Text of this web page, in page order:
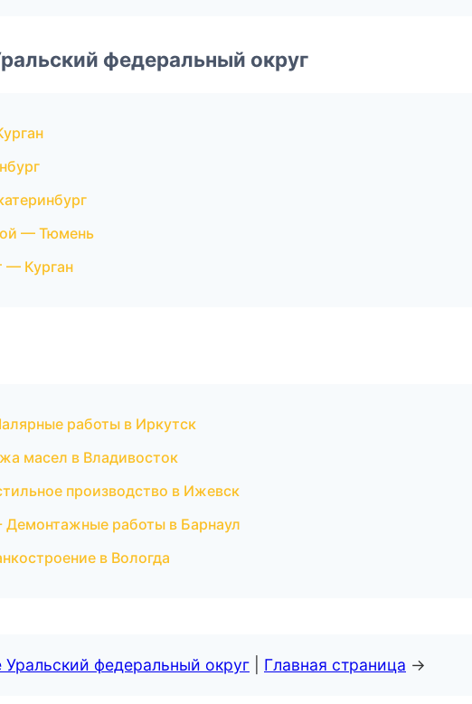
федеральный округ
— Тюмень
— Курган
работы в Иркутск
масел в Владивосток
производство в Ижевск
работы в Барнаул
в Вологда
федеральный округ Главная страница →